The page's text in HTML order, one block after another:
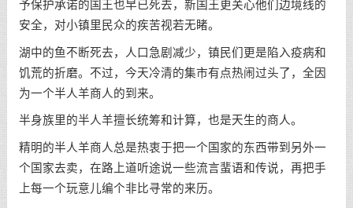
予保护承诺的国王也早已死去，新国王更关心他们边境线的
安全，对小镇里民众的疾苦视若无睹。
湖中的鱼不断死去，人口急剧减少，镇民们更是陷入疫病和
饥荒的折磨。不过，今天冷清的集市有点热闹过头了，全因
为一个半人羊商人的到来。
半身族里的半人羊擅长统筹和计算，也是天生的商人。
精明的半人羊商人总是热衷于把一个国家的东西带到另外一
个国家去卖，在路上道听途说一些流言蜚语和传说，再把手
上每一个玩意儿编个非比寻常的来历。